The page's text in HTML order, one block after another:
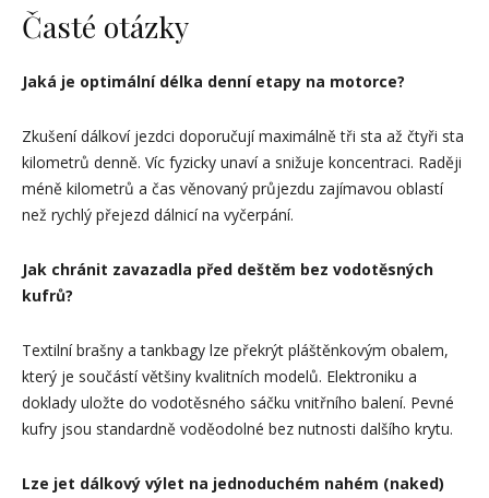
Časté otázky
Jaká je optimální délka denní etapy na motorce?
Zkušení dálkoví jezdci doporučují maximálně tři sta až čtyři sta
kilometrů denně. Víc fyzicky unaví a snižuje koncentraci. Raději
méně kilometrů a čas věnovaný průjezdu zajímavou oblastí
než rychlý přejezd dálnicí na vyčerpání.
Jak chránit zavazadla před deštěm bez vodotěsných
kufrů?
Textilní brašny a tankbagy lze překrýt pláštěnkovým obalem,
který je součástí většiny kvalitních modelů. Elektroniku a
doklady uložte do vodotěsného sáčku vnitřního balení. Pevné
kufry jsou standardně voděodolné bez nutnosti dalšího krytu.
Lze jet dálkový výlet na jednoduchém nahém (naked)